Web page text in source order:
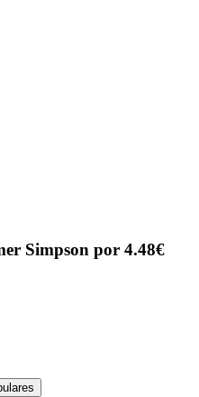
Simpson por 4.48€